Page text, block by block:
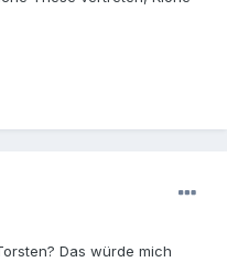
Das würde mich